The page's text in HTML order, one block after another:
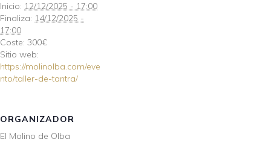
Inicio: 12/12/2025 - 17:00
Finaliza: 14/12/2025 -
17:00
Coste: 300€
Sitio web:
https://molinolba.com/eve
nto/taller-de-tantra/
ORGANIZADOR
El Molino de Olba